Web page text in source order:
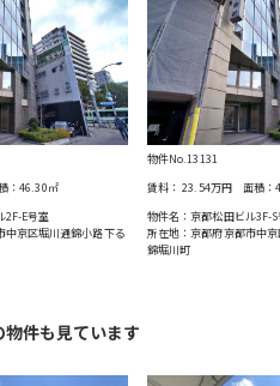
：46.30㎡
2F-E号室
中京区堀川通錦小路下る
物件No.13131
賃料：23.54万円面積：
物件名：京都松田ビル3F-
所在地：京都府京都市中
錦堀川町
件も見ています